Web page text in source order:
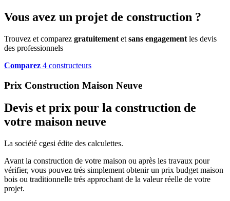
Vous avez un projet de construction ?
Trouvez et comparez gratuitement et sans engagement les devis
des professionnels
Comparez 4 constructeurs
Prix Construction Maison Neuve
Devis et prix pour la construction de
votre maison neuve
La société cgesi édite des calculettes.
Avant la construction de votre maison ou après les travaux pour
vérifier, vous pouvez trés simplement obtenir un prix budget maison
bois ou traditionnelle trés approchant de la valeur réelle de votre
projet.